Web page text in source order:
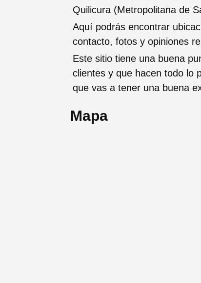
Quilicura (Metropolitana de
Aquí podrás encontrar
contacto, fotos y opiniones
Este sitio tiene una buena
clientes y que hacen todo lo
que vas a tener una buena
Mapa